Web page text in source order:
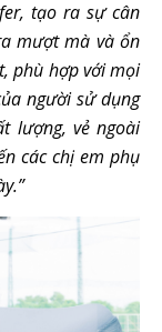
tạo ra sự cân
mượt mà và ổn
phù hợp với mọi
người sử dụng
lượng, vẻ ngoài
các chị em phụ